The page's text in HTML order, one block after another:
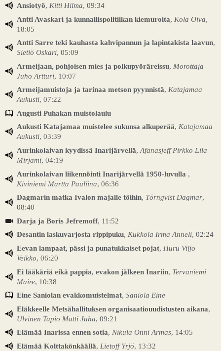
Ansiotyö, Kitti Hilma, 09:34
Antti Avaskari ja kunnallispolitiikan kiemuroita, Kola Oiva,
18:05
Antti Sarre teki kauhasta kahvipannun ja lapintakista laavun,
Sietiö Oskari, 05:09
Armeijaan, pohjoisen mies ja polkupyöräreissu, Morottaja
Juho Artturi, 10:07
Armeijamuistoja ja tarinaa metson pyynnistä, Katajamaa
Aukusti, 07:22
Augusti Puhakan muistolaulu
Aukusti Katajamaa muistelee sukunsa alkuperää, Katajamaa
Aukusti, 03:39
Aurinkolaivan kyydissä Inarijärvellä, Afanasjeff Pirkko Eila
Mirjami, 04:19
Aurinkolaivan liikennöinti Inarijärvellä 1950-luvulla ,
Kiviniemi Martta Pauliina, 06:36
Dagmarin matka Ivalon majalle töihin, Törngvist Dagmar,
08:40
Darja ja Boris Jefremoff, 11:52
Desantin laskuvarjosta rippipuku, Kukkola Irma Anneli, 02:24
Eevan lampaat, pässi ja punatukkaiset pojat, Huru Viljo
Veikko, 06:20
Ei lääkäriä eikä pappia, evakon jälkeen Inariin, Tervaniemi
Maire, 10:38
Eine Saniolan evakkomuistelmat, Saniola Eine
Eläkkeelle Metsähallituksen organisaatiouudistusten aikana,
Ulvinen Tapio Matti Juha, 09:21
Elämää Inarissa ennen sotia, Nikula Onni Armas, 14:05
Elämää Kolttakönkäällä, Lietoff Yrjö, 13:32